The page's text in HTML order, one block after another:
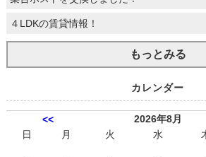
４LDKの賃貸情報！
もっとみる
カレンダー
<<
2026年8月
日
月 火 水